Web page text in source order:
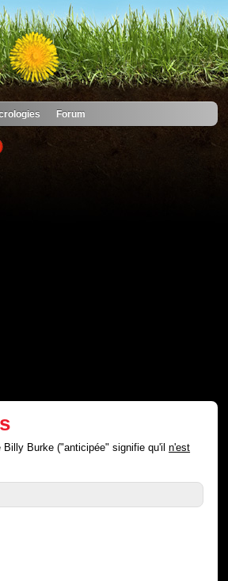
Forum
Billy Burke ("anticipée" signifie qu'iln'est